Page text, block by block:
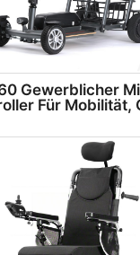
Gewerblicher
Für Mobilität,